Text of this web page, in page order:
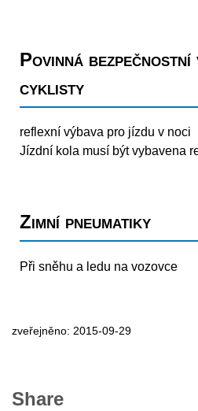
Povinná bezpečnostní
cyklisty
reflexní výbava pro jízdu v noci
Jízdní kola musí být vybavena
Zimní pneumatiky
Při sněhu a ledu na vozovce
zveřejněno: 2015-09-29
Share